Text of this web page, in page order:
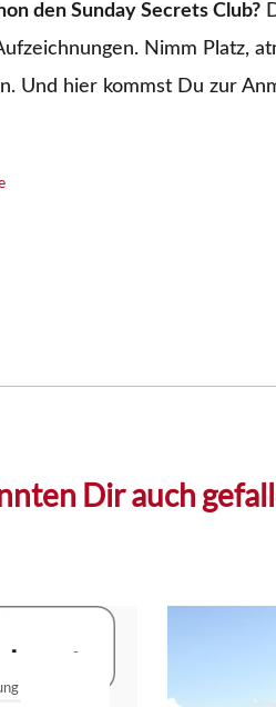
den Sunday Secrets Club?
Nimm Platz,
Und hier kommst Du zur
Dir auch